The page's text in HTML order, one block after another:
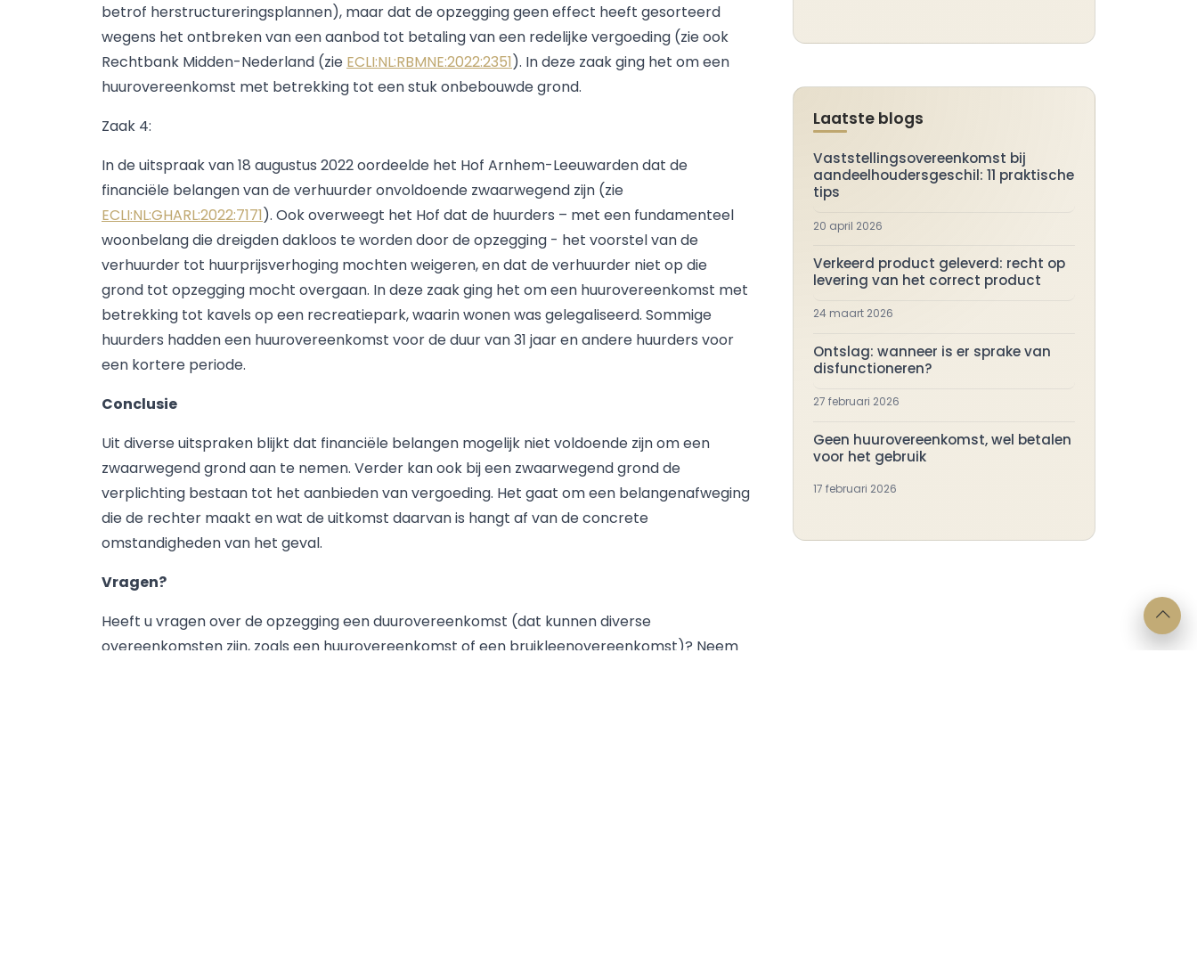
betrof herstructureringsplannen), maar dat de opzegging geen effect heeft gesorteerd
wegens het ontbreken van een aanbod tot betaling van een redelijke vergoeding (zie ook
Rechtbank Midden-Nederland (zie ECLI:NL:RBMNE:2022:2351). In deze zaak ging het om een
huurovereenkomst met betrekking tot een stuk onbebouwde grond.
Zaak 4:
In de uitspraak van 18 augustus 2022 oordeelde het Hof Arnhem-Leeuwarden dat de
financiële belangen van de verhuurder onvoldoende zwaarwegend zijn (zie
ECLI:NL:GHARL:2022:7171). Ook overweegt het Hof dat de huurders – met een fundamenteel
woonbelang die dreigden dakloos te worden door de opzegging - het voorstel van de
verhuurder tot huurprijsverhoging mochten weigeren, en dat de verhuurder niet op die
grond tot opzegging mocht overgaan. In deze zaak ging het om een huurovereenkomst met
betrekking tot kavels op een recreatiepark, waarin wonen was gelegaliseerd. Sommige
huurders hadden een huurovereenkomst voor de duur van 31 jaar en andere huurders voor
een kortere periode.
Conclusie
Uit diverse uitspraken blijkt dat financiële belangen mogelijk niet voldoende zijn om een
zwaarwegend grond aan te nemen. Verder kan ook bij een zwaarwegend grond de
verplichting bestaan tot het aanbieden van vergoeding. Het gaat om een belangenafweging
die de rechter maakt en wat de uitkomst daarvan is hangt af van de concrete
omstandigheden van het geval.
Vragen?
Heeft u vragen over de opzegging een duurovereenkomst (dat kunnen diverse
overeenkomsten zijn, zoals een huurovereenkomst of een bruikleenovereenkomst)? Neem
Laatste blogs
Vaststellingsovereenkomst bij
aandeelhoudersgeschil: 11 praktische
tips
20 april 2026
Verkeerd product geleverd: recht op
levering van het correct product
24 maart 2026
Ontslag: wanneer is er sprake van
disfunctioneren?
27 februari 2026
Geen huurovereenkomst, wel betalen
voor het gebruik
17 februari 2026